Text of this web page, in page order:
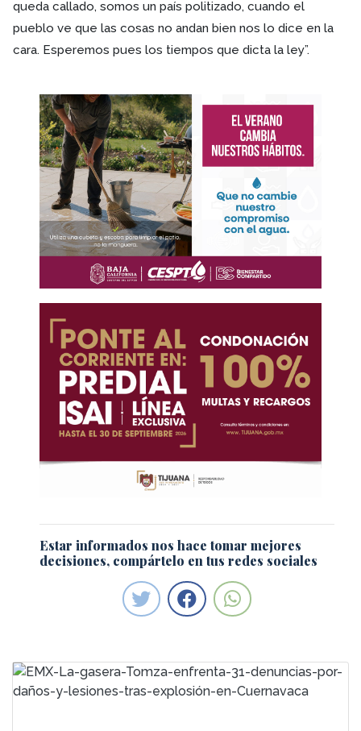
queda callado, somos un país politizado, cuando el
pueblo ve que las cosas no andan bien nos lo dice en la
cara. Esperemos pues los tiempos que dicta la ley”.
Estar informados nos hace tomar mejores
decisiones, compártelo en tus redes sociales